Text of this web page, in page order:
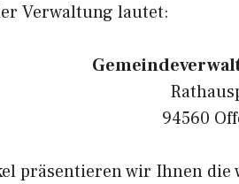
Verwaltung lautet:
94560
präsentieren wir Ihnen